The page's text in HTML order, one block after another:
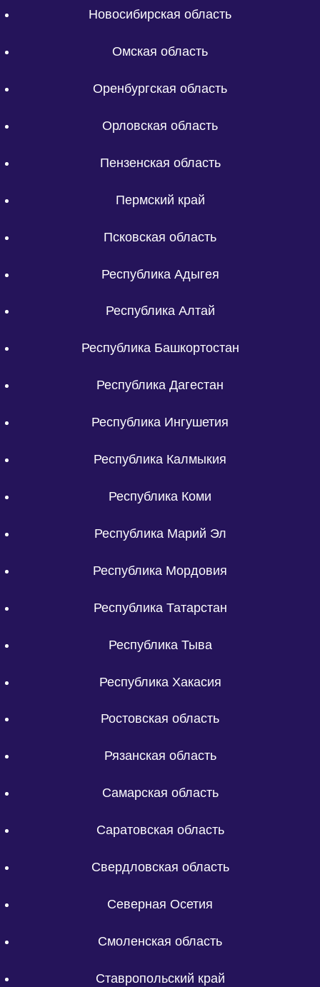
Новосибирская область
Омская область
Оренбургская область
Орловская область
Пензенская область
Пермский край
Псковская область
Республика Адыгея
Республика Алтай
Республика Башкортостан
Республика Дагестан
Республика Ингушетия
Республика Калмыкия
Республика Коми
Республика Марий Эл
Республика Мордовия
Республика Татарстан
Республика Тыва
Республика Хакасия
Ростовская область
Рязанская область
Самарская область
Саратовская область
Свердловская область
Северная Осетия
Смоленская область
Ставропольский край